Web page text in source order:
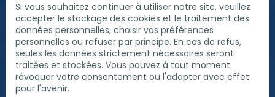
tube, clamps d´alignement et clamp d´alignement
a chaine qui amene une meilleures productivité et
qualité pour le soudage et un environnement plus
sur pour les utilisateurs Simplement le meilleur
equipment pour réaliser une soudure de pipe
parfaite.
Si vous souhaitez continuer à utiliser notre site, veuillez
accepter le stockage des cookies et le traitement des
données personnelles, choisir vos préférences
personnelles ou refuser par principe. En cas de refus,
seules les données strictement nécessaires seront
traitées et stockées. Vous pouvez à tout moment
révoquer votre consentement ou l'adapter avec effet
pour l'avenir.